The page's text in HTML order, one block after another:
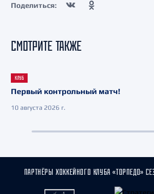
Поделиться:
СМОТРИТЕ ТАКЖЕ
КЛУБ
Первый контрольный матч!
10 августа 2026 г.
ПАРТНЁРЫ ХОККЕЙНОГО КЛУБА «ТОРПЕДО»